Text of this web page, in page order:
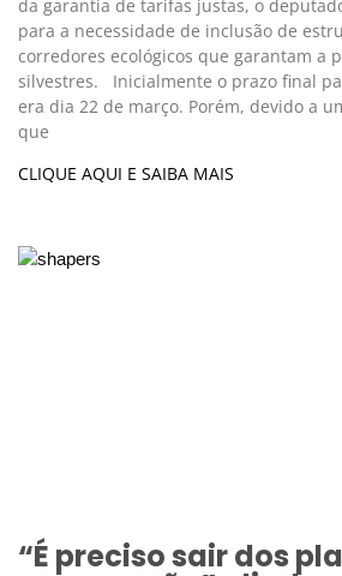
da garantia de tarifas justas, o
para a necessidade de inclusão de
corredores ecológicos que garantam a
silvestres. Inicialmente o prazo final
era dia 22 de março. Porém, devido a
que
CLIQUE AQUI E SAIBA MAIS
“É preciso sair dos